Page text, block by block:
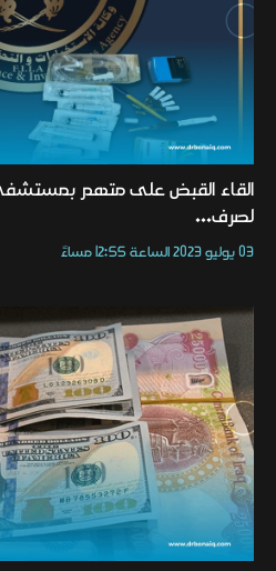
القاء القبض على متهم
لصرف...
03 يوليو 2023 الساعة 12:55 مساءً